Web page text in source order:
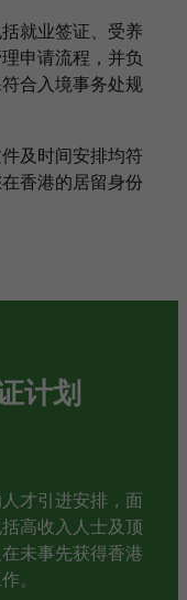
就业签证、受养
申请流程，并负
合入境事务处规
及时间安排均符
香港的居留身份
计划
才引进安排，面
高收入人士及顶
未事先获得香港
。